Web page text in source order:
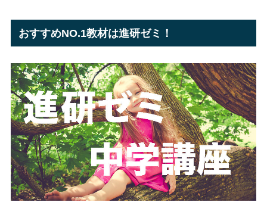
おすすめNO.1教材は進研ゼミ！